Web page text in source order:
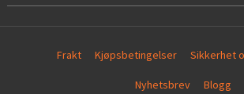
Frakt Kjøpsbetingelser Sikkerhet
Nyhetsbrev Blogg